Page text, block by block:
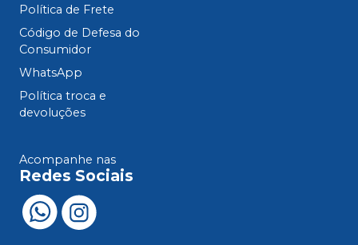
Política de Frete
Código de Defesa do
Consumidor
WhatsApp
Política troca e
devoluções
Acompanhe nas
Redes Sociais